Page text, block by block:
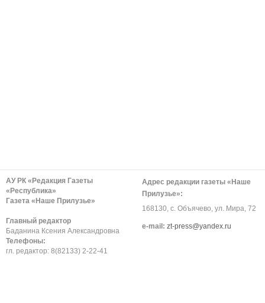
АУ РК «Редакция Газеты
«Республика»
Газета «Наше Прилузье»
Главный редактор
Баданина Ксения Александровна
Телефоны:
гл. редактор: 8(82133) 2-22-41
Адрес редакции газеты «Наше
Прилузье»:
168130, с. Объячево, ул. Мира, 72
е-mail: zt-press@yandex.ru